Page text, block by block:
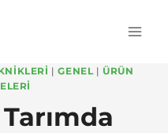
|GENEL| ÜRÜN